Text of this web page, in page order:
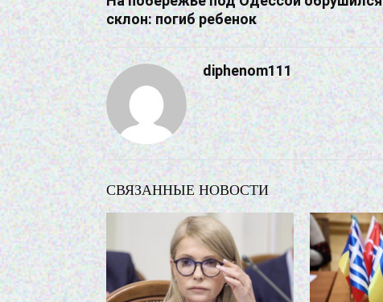
склон: погиб ребенок
diphenom111
СВЯЗАННЫЕ НОВОСТИ